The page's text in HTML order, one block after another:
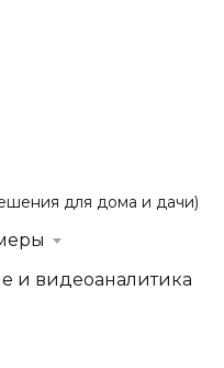
для дома и дачи)
и видеоаналитика